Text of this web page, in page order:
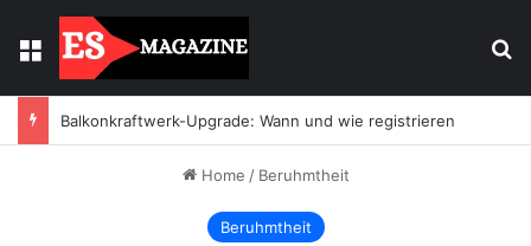
Menu
Home / Beruhmtheit
Beruhmtheit